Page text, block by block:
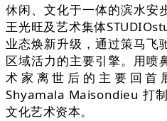
休闲、文化于一体的滨水安
王光旺及艺术集体
业态焕新升级，通过策马飞
区域活力的主要引擎。用喷
术家离世后的主要回首
Shyamala Maisondieu 打
文化艺术资本。